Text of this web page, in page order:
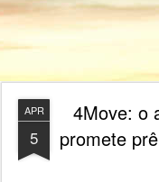
APR
5
4Move: o
promete